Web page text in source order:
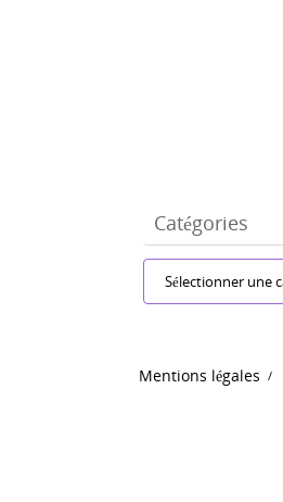
Catégories
Catégories
Mentions légales